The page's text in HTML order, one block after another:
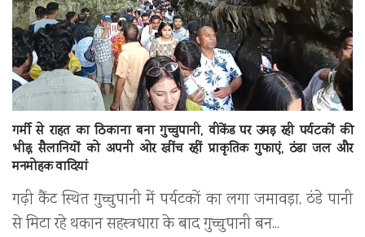
गर्मी से राहत का ठिकाना बना गुच्चुपानी, वीकेंड पर उमड़ रही पर्यटकों की
भीड़; सैलानियों को अपनी ओर खींच रहीं प्राकृतिक गुफाएं, ठंडा जल और
मनमोहक वादियां
गढ़ी कैंट स्थित गुच्चुपानी में पर्यटकों का लगा जमावड़ा, ठंडे पानी
से मिटा रहे थकान सहस्त्रधारा के बाद गुच्चुपानी बन...